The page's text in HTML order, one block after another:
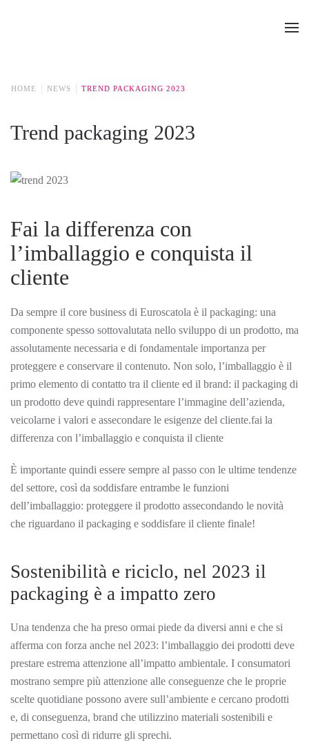
HOME NEWS TREND PACKAGING 2023
Trend packaging 2023
Fai la differenza con
l’imballaggio e conquista il
cliente
Da sempre il core business di Euroscatola è il packaging: una
componente spesso sottovalutata nello sviluppo di un prodotto, ma
assolutamente necessaria e di fondamentale importanza per
proteggere e conservare il contenuto. Non solo, l’imballaggio è il
primo elemento di contatto tra il cliente ed il brand: il packaging di
un prodotto deve quindi rappresentare l’immagine dell’azienda,
veicolarne i valori e assecondare le esigenze del cliente.fai la
differenza con l’imballaggio e conquista il cliente
È importante quindi essere sempre al passo con le ultime tendenze
del settore, così da soddisfare entrambe le funzioni
dell’imballaggio: proteggere il prodotto assecondando le novità
che riguardano il packaging e soddisfare il cliente finale!
Sostenibilità e riciclo, nel 2023 il
packaging è a impatto zero
Una tendenza che ha preso ormai piede da diversi anni e che si
afferma con forza anche nel 2023: l’imballaggio dei prodotti deve
prestare estrema attenzione all’impatto ambientale. I consumatori
mostrano sempre più attenzione alle conseguenze che le proprie
scelte quotidiane possono avere sull’ambiente e cercano prodotti
e, di conseguenza, brand che utilizzino materiali sostenibili e
permettano così di ridurre gli sprechi.